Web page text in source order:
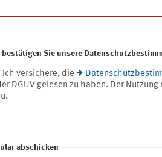
Sie unsere
Ich versichere, die
DGUV gelesen zu haben. Der
abschicken